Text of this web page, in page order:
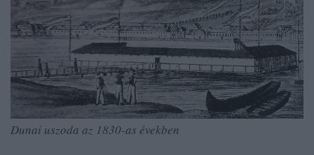
Dunai uszoda az 1830-as években